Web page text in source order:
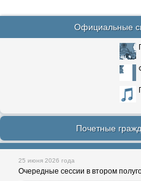
Официальные
Почетные
25 июня 2026 года
Очередные сессии в втором